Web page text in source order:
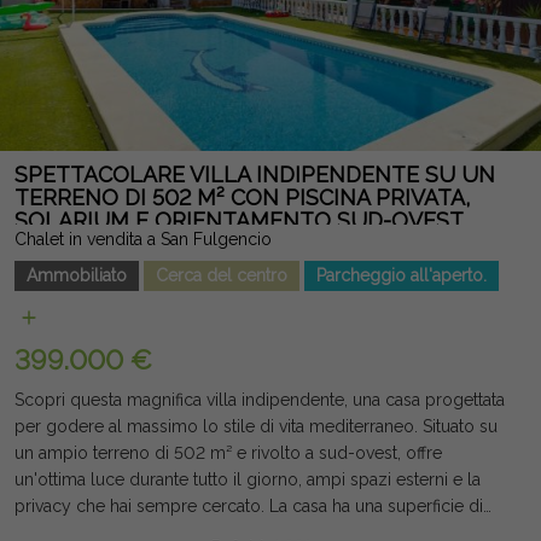
tutto l'anno, godersi le vacanze o fare un eccellente
investimento in una delle zone più ambite di Torrevieja. Nota
legale: Tasse e costi non inclusi. Le informazioni fornite sono
indicative e non vincolanti dal punto di vista legale, e possono
contenere errori.
SPETTACOLARE VILLA INDIPENDENTE SU UN
TERRENO DI 502 M² CON PISCINA PRIVATA,
SOLARIUM E ORIENTAMENTO SUD-OVEST
Chalet in vendita a San Fulgencio
Ammobiliato
Cerca del centro Parcheggio all'aperto.
399.000 €
Scopri questa magnifica villa indipendente, una casa progettata
per godere al massimo lo stile di vita mediterraneo. Situato su
un ampio terreno di 502 m² e rivolto a sud-ovest, offre
un'ottima luce durante tutto il giorno, ampi spazi esterni e la
privacy che hai sempre cercato. La casa ha una superficie di